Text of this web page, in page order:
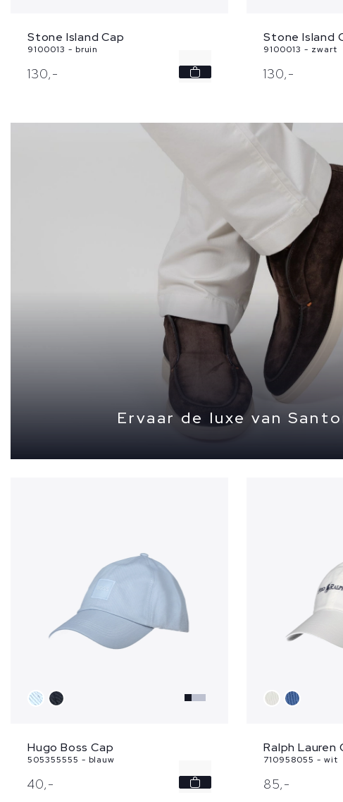
Stone Island Cap
9100013 - bruin
130,- -
Stone Island
9100013 - zwart
130,-
Ervaar de luxe van
Hugo Boss Cap
505355555 - blauw
40,- -
Ralph Lauren
710958055 - wit
85,-